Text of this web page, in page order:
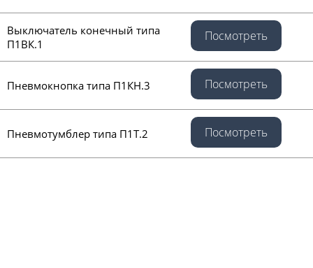
Выключатель конечный типа
П1ВК.1
Посмотреть
Пневмокнопка типа П1КН.3 Посмотреть
Пневмотумблер типа П1Т.2 Посмотреть